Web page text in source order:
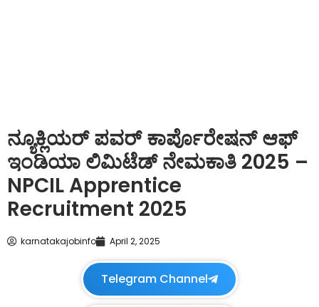
ನ್ಯೂಕ್ಲಿಯರ್ ಪವರ್ ಕಾರ್ಪೊರೇಷನ್ ಆಫ್
ಇಂಡಿಯಾ ಲಿಮಿಟೆಡ್ ನೇಮಕಾತಿ 2025 –
NPCIL Apprentice
Recruitment 2025
karnatakajobinfo April 2, 2025
Telegram Channel